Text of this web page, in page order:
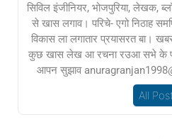
सिविल इंजीनियर, भोजपुरिया, लेखक,
से खास लगाव। परिचे- एगो निठाह
विकास ला लगातार प्रयासरत बा।
कुछ खास लेख आ रचना रउआ सभे के
आपन सुझाव
All